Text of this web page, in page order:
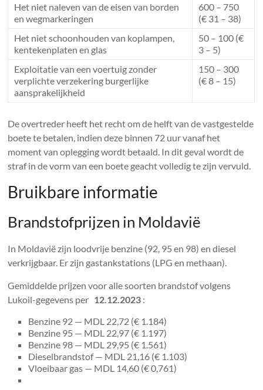
Het niet naleven van de eisen van borden
en wegmarkeringen
600 – 750
(€ 31 – 38)
Het niet schoonhouden van koplampen,
kentekenplaten en glas
50 – 100 (€
3 – 5)
Exploitatie van een voertuig zonder
verplichte verzekering burgerlijke
aansprakelijkheid
150 – 300
(€ 8 – 15)
De overtreder heeft het recht om de helft van de vastgestelde
boete te betalen, indien deze binnen 72 uur vanaf het
moment van oplegging wordt betaald. In dit geval wordt de
straf in de vorm van een boete geacht volledig te zijn vervuld.
Bruikbare informatie
Brandstofprijzen in Moldavië
In Moldavië zijn loodvrije benzine (92, 95 en 98) en diesel
verkrijgbaar. Er zijn gastankstations (LPG en methaan).
Gemiddelde prijzen voor alle soorten brandstof volgens
Lukoil-gegevens per 12.12.2023 :
Benzine 92 — MDL 22,72 (€ 1.184)
Benzine 95 — MDL 22,97 (€ 1.197)
Benzine 98 — MDL 29,95 (€ 1.561)
Dieselbrandstof — MDL 21,16 (€ 1.103)
Vloeibaar gas — MDL 14,60 (€ 0,761)